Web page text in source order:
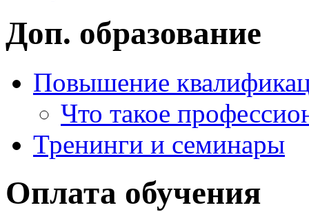
Доп. образование
Повышение
Что такое
Тренинги и семинары
Оплата обучения